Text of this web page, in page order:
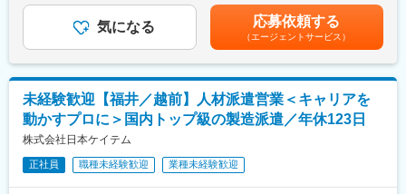
月1回程現場での面談があり、管理部門とは半年に1回程面談がご
ざいます。
■就業環境について：
マイカー通勤が可能で駐車場も無料です。昼食スペースや更衣室
もあり、希望者は弁当の注文なども可能です。
■当社について：
当社はプリント基板の設計・実装・組立、分析計測器の組立・調
上記をもとに3か月ごとに、業績手当を策定し、毎月支給しており
ます。
頑張りが給与に反映されやすい環境です。
・627万円／マネージャー・32歳・入社6年目（月給40万円＋賞
与）
・800万円／副部長・43歳・入社15年（月給50万円＋賞与）
■職務内容
◆派遣スタッフのサポート
安心して働けるよう、日々コミュニケーションを取ります。
・出勤時の声かけ、体調チェック
＞■業績賞与年2回（昨年実績3～6ヶ月）■決算賞与■モデル年収・
450万円／主任・28歳・入社3年目（月給32万円＋賞与）・627万
円／マネージャー・32歳・入社6年目（月給40万円＋賞与）・800
万円／副部長・43歳・入社15年（月給50万円＋賞与）賃金はあく
までも目安の金額であり、選考を通じて上下する可能性がありま
す。月給(月額)は固定手当を含めた表記です。
気になる 応募依頼する
（エージェントサービス）
未経験歓迎【福井／越前】人材派遣営業＜キャリアを
動かすプロに＞国内トップ級の製造派遣／年休123日
株式会社日本ケイテム
正社員 職種未経験歓迎 業種未経験歓迎